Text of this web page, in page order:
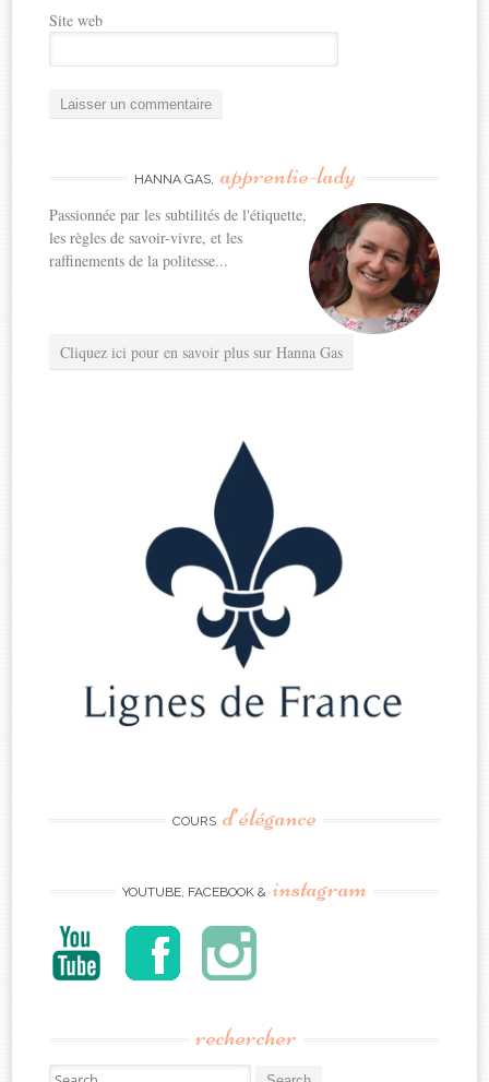
Site web
HANNA GAS, apprentie-lady
Passionnée par les subtilités de l'étiquette,
les règles de savoir-vivre, et les
raffinements de la politesse...
Cliquez ici pour en savoir plus sur Hanna Gas
COURS d’élégance
YOUTUBE, FACEBOOK & instagram
rechercher
Search